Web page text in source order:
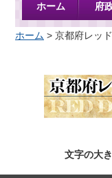
ホーム 府
ホーム > 京都府レッ
文字の大